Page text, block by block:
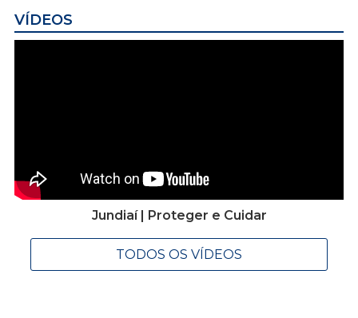
VÍDEOS
Jundiaí | Proteger e Cuidar
TODOS OS VÍDEOS